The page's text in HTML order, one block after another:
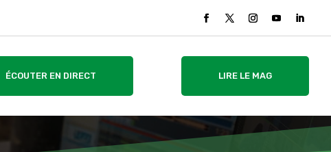
ÉCOUTER EN DIRECT LIRE LE MAG